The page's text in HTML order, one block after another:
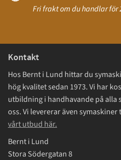
Fri frakt om du handlar för
Kontakt
Hos Bernt i Lund hittar du
hög kvalitet sedan 1973. Vi har
utbildning i handhavande på alla
oss. Vi levererar även
vårt utbud här.
Bernt i Lund
Stora Södergatan 8